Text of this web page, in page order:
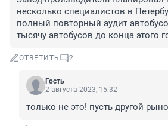
несколько специалистов в
полный повторный аудит
тысячу автобусов до конца этого
ОТВЕТИТЬ 2
Гость
2 августа 2023, 15:32
только не это! пусть другой